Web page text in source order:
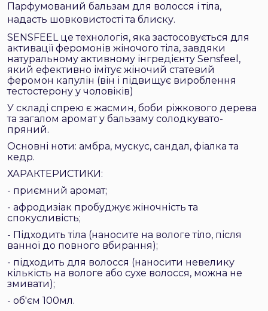
Парфумований бальзам для волосся і тіла,
надасть шовковистості та блиску.
SENSFEEL це технологія, яка застосовується для
активації феромонів жіночого тіла, завдяки
натуральному активному інгредієнту Sensfeel,
який ефективно імітує жіночий статевий
феромон капулін (він і підвищує вироблення
тестостерону у чоловіків)
У складі спрею є жасмин, боби ріжкового дерева
та загалом аромат у бальзаму солодкувато-
пряний.
Основні ноти: амбра, мускус, сандал, фіалка та
кедр.
ХАРАКТЕРИСТИКИ:
- приємний аромат;
- афродизіак пробуджує жіночність та
спокусливість;
- Підходить тіла (наносите на вологе тіло, після
ванної до повного вбирання);
- підходить для волосся (наносити невелику
кількість на вологе або сухе волосся, можна не
змивати);
- об'єм 100мл.